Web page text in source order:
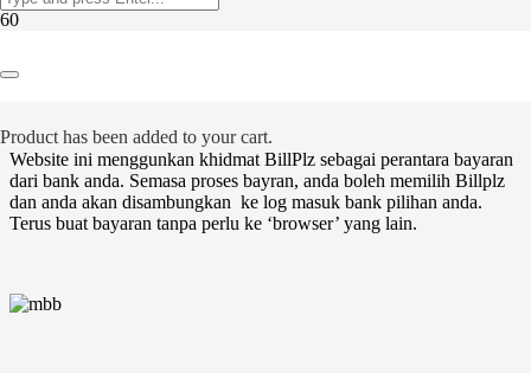
Product has been added to your cart.
BillPlz (Malaysia)
Website ini menggunkan khidmat BillPlz sebagai perantara bayaran
dari bank anda. Semasa proses bayran, anda boleh memilih Billplz
dan anda akan disambungkan ke log masuk bank pilihan anda.
Terus buat bayaran tanpa perlu ke ‘browser’ yang lain.